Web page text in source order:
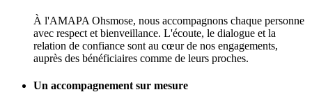
À l'AMAPA Ohsmose, nous accompagnons chaque personne
avec respect et bienveillance. L'écoute, le dialogue et la
relation de confiance sont au cœur de nos engagements,
auprès des bénéficiaires comme de leurs proches.
Un accompagnement sur mesure